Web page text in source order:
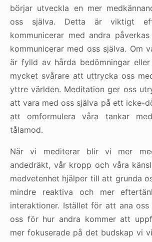
börjar utveckla en mer
oss ​​själva. Detta är viktigt
kommunicerar med andra
kommunicerar med oss ​​själva. Om
är fylld av hårda bedömningar
mycket svårare att uttrycka oss
yttre världen. Meditation ger oss
att vara med oss ​​själva på ett icke-
att omformulera våra tankar
tålamod.
När vi mediterar blir vi mer
andedräkt, vår kropp och våra
medvetenhet hjälper till att grunda
mindre reaktiva och mer
interaktioner. Istället för att ana oss
oss för hur andra kommer att
mer fokuserade på det budskap vi